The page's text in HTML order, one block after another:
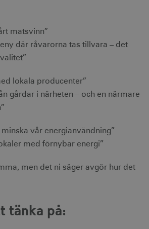
matsvinn”
där råvarorna tas tillvara – det
lokala producenter”
gårdar i närheten – och en närmare
vår energianvändning”
med förnybar energi”
men det ni säger avgör hur det
tänka på: